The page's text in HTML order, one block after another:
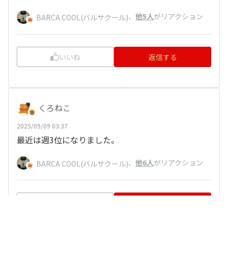
BARCA COOL(バルサクール)、 他5人がリアクション
いいね 返信する
くろねこ
2025/09/09 03:37
最近は週3位になりました。
BARCA COOL(バルサクール)、 他6人がリアクション